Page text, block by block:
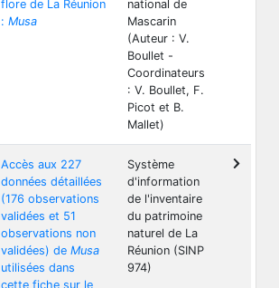
flore de La Réunion
: Musa
national de
Mascarin
(Auteur : V.
Boullet -
Coordinateurs
: V. Boullet, F.
Picot et B.
Mallet)
Accès aux 227
données détaillées
(176 observations
validées et 51
observations non
validées) de Musa
utilisées dans
cette fiche sur le
Système
d'information
de l'inventaire
du patrimoine
naturel de La
Réunion (SINP
974)